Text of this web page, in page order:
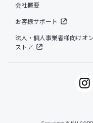
会社概要
お客様サポート
法人・個人事業者様向けオ
ストア